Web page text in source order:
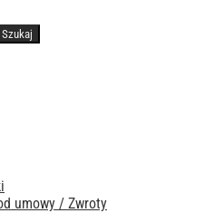
Szukaj
umowy / Zwroty